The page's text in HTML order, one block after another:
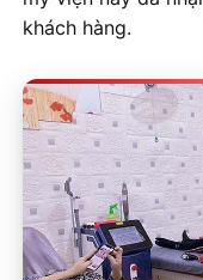
khách hàng.